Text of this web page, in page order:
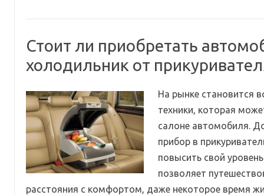
Стоит ли приобретать
холодильник от
На рынке становится
техники, которая
салоне автомобиля.
прибор в
повысить свой
позволяет
расстояния с комфортом, даже некоторое время